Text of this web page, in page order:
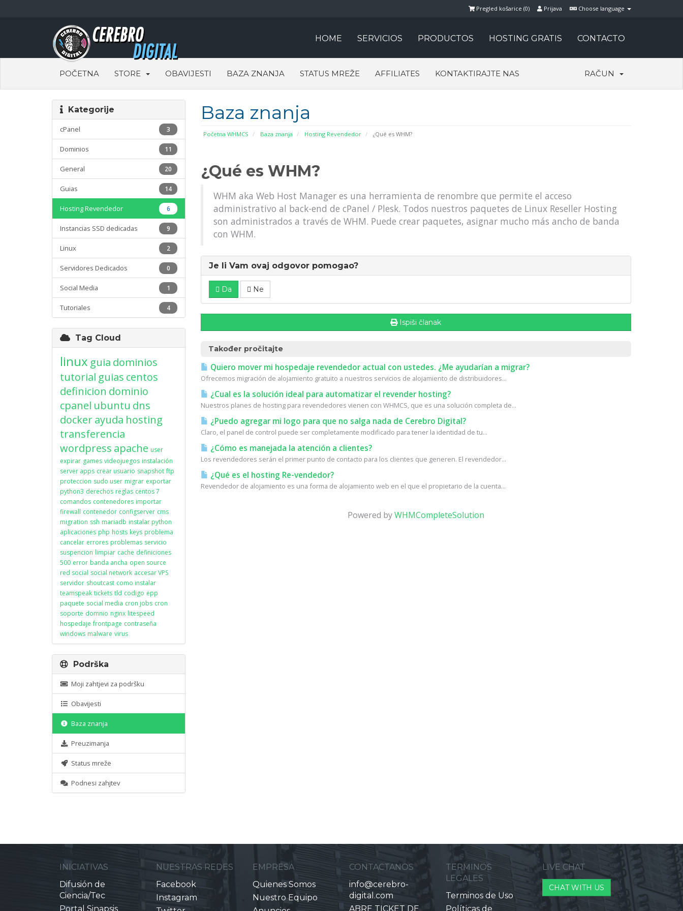
Choose language
Prijava
Pregled košarice (0)
HOME SERVICIOS PRODUCTOS HOSTING GRATIS CONTACTO
POČETNA STORE OBAVIJESTI BAZA ZNANJA STATUS MREŽE AFFILIATES KONTAKTIRAJTE NAS RAČUN
Baza znanja
Početna WHMCS Baza znanja Hosting Revendedor ¿Qué es WHM?
Kategorije
3
cPanel
11
Dominios
20
General
14
Guias
6
Hosting Revendedor
9
Instancias SSD dedicadas
2
Linux
0
Servidores Dedicados
1
Social Media
4
Tutoriales
¿Qué es WHM?
WHM aka Web Host Manager es una herramienta de renombre que permite el acceso
administrativo al back-end de cPanel / Plesk. Todos nuestros paquetes de Linux Reseller Hosting
son administrados a través de WHM. Puede crear paquetes, asignar mucho más ancho de banda
con WHM.
Je li Vam ovaj odgovor pomogao?
Da Ne
Ispiši članak
Također pročitajte
Quiero mover mi hospedaje revendedor actual con ustedes. ¿Me ayudarían a migrar?
Ofrecemos migración de alojamiento gratuito a nuestros servicios de alojamiento de distribuidores...
¿Cual es la solución ideal para automatizar el revender hosting?
Nuestros planes de hosting para revendedores vienen con WHMCS, que es una solución completa de...
¿Puedo agregar mi logo para que no salga nada de Cerebro Digital?
Claro, el panel de control puede ser completamente modificado para tener la identidad de tu...
¿Cómo es manejada la atención a clientes?
Los revendedores serán el primer punto de contacto para los clientes que generen. El revendedor...
¿Qué es el hosting Re-vendedor?
Revendedor de alojamiento es una forma de alojamiento web en el que el propietario de la cuenta...
Powered byWHMCompleteSolution
Tag Cloud
linux guia dominios
tutorial guias centos
definicion dominio
cpanel ubuntu dns
dockerayuda hosting
transferencia
wordpress apache user
expirar games videojuegos instalación
server apps crear usuario snapshot ftp
proteccion sudo user migrar exportar
python3 derechos reglas centos 7
comandos contenedores importar
firewall contenedor configserver cms
migration ssh mariadb instalar python
aplicaciones php hosts keys problema
cancelar errores problemas servicio
suspencion limpiar cache definiciones
500 error banda ancha open source
red social social network accesar VPS
servidor shoutcast como instalar
teamspeak tickets tld codigo epp
paquete social media cron jobs cron
soporte domnio nginx litespeed
hospedaje frontpage contraseña
windows malware virus
Podrška
Moji zahtjevi za podršku
Obavijesti
Baza znanja
Preuzimanja
Status mreže
Podnesi zahjtev
INICIATIVAS
Difusión de
Ciencia/Tec
Portal Sinapsis
NUESTRAS REDES
Facebook
Instagram
EMPRESA
Quienes Somos
Nuestro Equipo
CONTACTANOS
info@cerebro-
digital.com
ABRE TICKET DE
TERMINOS
LEGALES
Terminos de Uso
Políticas de
LIVE CHAT
CHAT WITH US